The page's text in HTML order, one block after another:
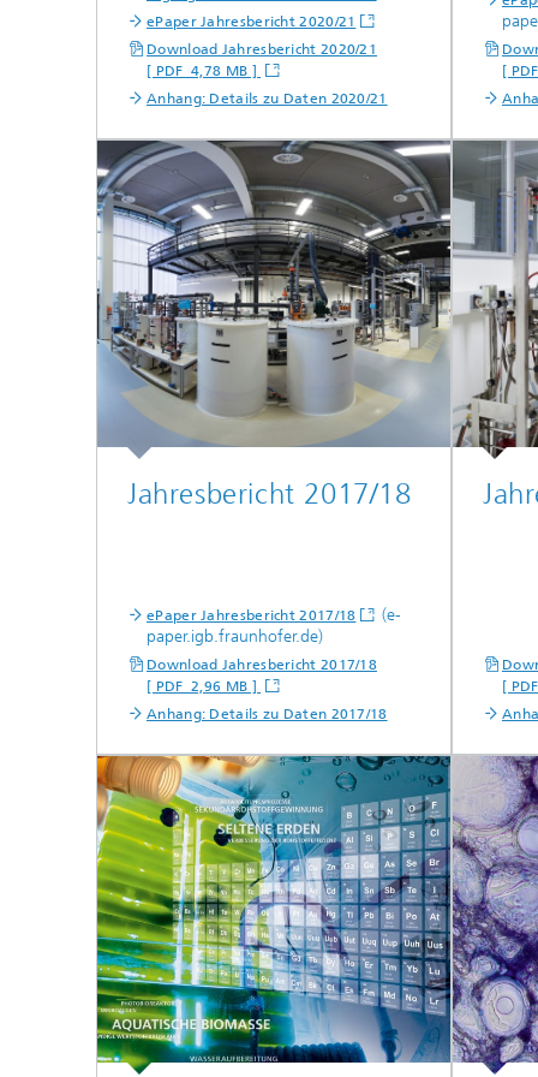
ePaper Jahresbericht 2020/21
Download Jahresbericht 2020/21
[ PDF 4,78 MB ]
Anhang: Details zu Daten 2020/21
[
Jahresbericht 2017/18
ePaper Jahresbericht 2017/18
(e-
paper.igb.fraunhofer.de)
Download Jahresbericht 2017/18
[ PDF 2,96 MB ]
Anhang: Details zu Daten 2017/18
[